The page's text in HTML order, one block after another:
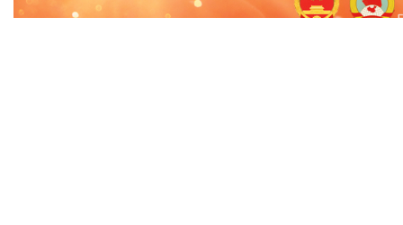
会东县姜州镇：羊肚菌喜获丰收 特色产业促增收